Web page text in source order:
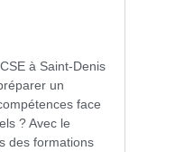
à Saint-Denis
un
face
? Avec le
des formations